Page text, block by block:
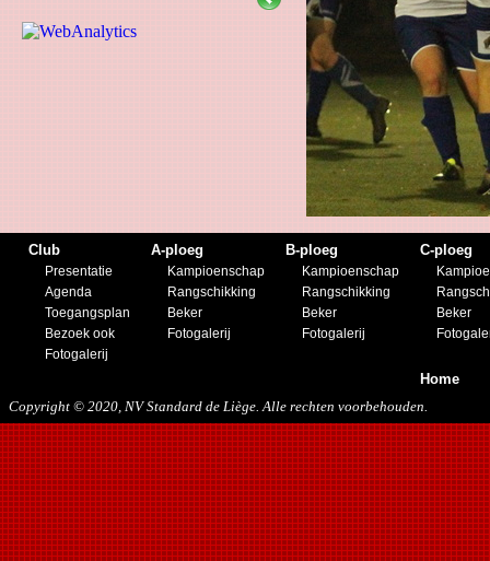
Club
Presentatie
Agenda
Toegangsplan
Bezoek ook
Fotogalerij
A-ploeg
Kampioenschap
Rangschikking
Beker
Fotogalerij
B-ploeg
Kampioenschap
Rangschikking
Beker
Fotogalerij
C-ploeg
Beker
Home
Copyright © 2020, NV Standard de Liège. Alle rechten voorbehouden.